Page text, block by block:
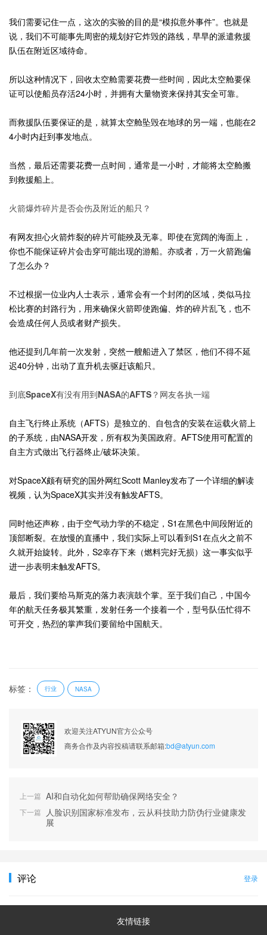
我们需要记住一点，这次的实验的目的是“模拟意外事件”。也就是
说，我们不可能事先周密的规划好它炸毁的路线，早早的派遣救援
队伍在附近区域待命。
所以这种情况下，回收太空舱需要花费一些时间，因此太空舱要保
证可以使船员存活24小时，并拥有大量物资来保持其安全可靠。
而救援队伍要保证的是，就算太空舱坠毁在地球的另一端，也能在2
4小时内赶到事发地点。
当然，最后还需要花费一点时间，通常是一小时，才能将太空舱搬
到救援船上。
火箭爆炸碎片是否会伤及附近的船只？
有网友担心火箭炸裂的碎片可能殃及无辜。即使在宽阔的海面上，
你也不能保证碎片会击穿可能出现的游船。亦或者，万一火箭跑偏
了怎么办？
不过根据一位业内人士表示，通常会有一个封闭的区域，类似马拉
松比赛的封路行为，用来确保火箭即使跑偏、炸的碎片乱飞，也不
会造成任何人员或者财产损失。
他还提到几年前一次发射，突然一艘船进入了禁区，他们不得不延
迟40分钟，出动了直升机去驱赶该船只。
到底SpaceX有没有用到NASA的AFTS？网友各执一端
自主飞行终止系统（AFTS）是独立的、自包含的安装在运载火箭上
的子系统，由NASA开发，所有权为美国政府。AFTS使用可配置的
自主方式做出飞行器终止/破坏决策。
对SpaceX颇有研究的国外网红Scott Manley发布了一个详细的解读
视频，认为SpaceX其实并没有触发AFTS。
同时他还声称，由于空气动力学的不稳定，S1在黑色中间段附近的
顶部断裂。在放慢的直播中，我们实际上可以看到S1在点火之前不
久就开始旋转。此外，S2幸存下来（燃料完好无损）这一事实似乎
进一步表明未触发AFTS。
最后，我们要给马斯克的落力表演鼓个掌。至于我们自己，中国今
年的航天任务极其繁重，发射任务一个接着一个，型号队伍忙得不
可开交，热烈的掌声我们要留给中国航天。
标签： 行业 NASA
欢迎关注ATYUN官方公众号
商务合作及内容投稿请联系邮箱:bd@atyun.com
上一篇 AI和自动化如何帮助确保网络安全？
下一篇
人脸识别国家标准发布，云从科技助力防伪行业健康发
展
评论 登录
友情链接